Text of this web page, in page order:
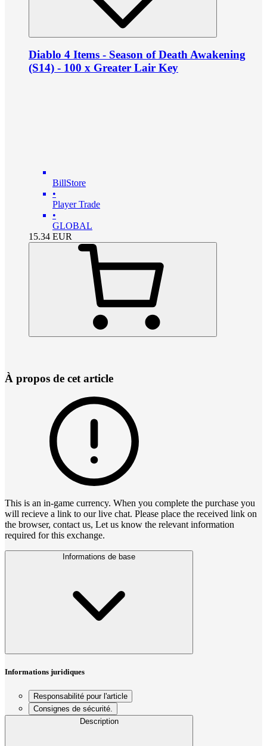
Diablo 4 Items - Season of Death Awakening
(S14) - 100 x Greater Lair Key
BillStore
•
Player Trade
•
GLOBAL
15.34 EUR
À propos de cet article
This is an in-game currency. When you complete the purchase you
will recieve a link to our live chat. Please place the received link on
the browser, contact us, Let us know the relevant information
required for this exchange.
Informations de base
Informations juridiques
Responsabilité pour l'article
Consignes de sécurité.
Description